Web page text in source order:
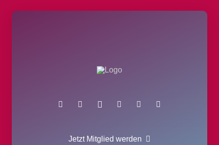
Jetzt Mitglied werden